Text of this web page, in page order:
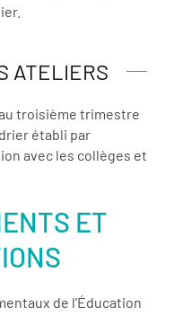
ATELIERS
troisième trimestre
établi par
avec les collèges et
ET
de l’Éducation